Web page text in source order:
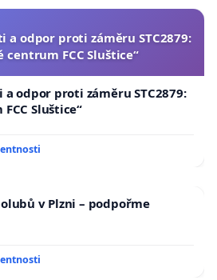
odpor proti záměru STC2879:
centrum FCC Sluštice“
odpor proti záměru STC2879:
Sluštice“
v Plzni – podpořme